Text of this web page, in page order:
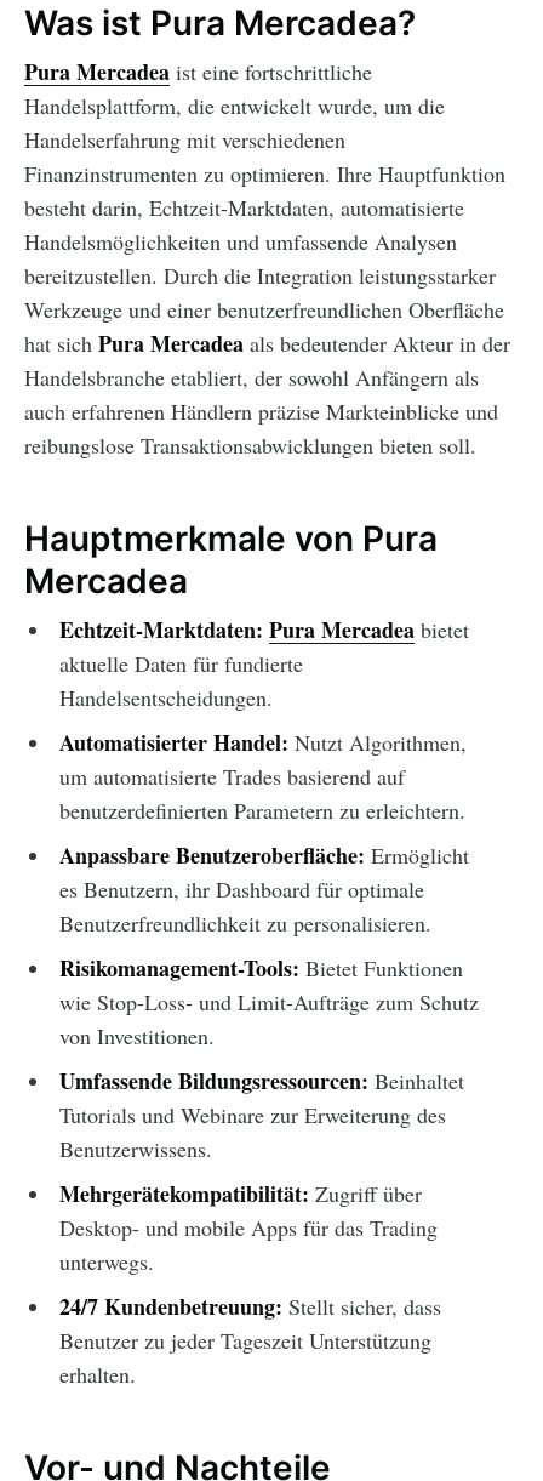
Was ist Pura Mercadea?
Pura Mercadea ist eine fortschrittliche
Handelsplattform, die entwickelt wurde, um die
Handelserfahrung mit verschiedenen
Finanzinstrumenten zu optimieren. Ihre Hauptfunktion
besteht darin, Echtzeit-Marktdaten, automatisierte
Handelsmöglichkeiten und umfassende Analysen
bereitzustellen. Durch die Integration leistungsstarker
Werkzeuge und einer benutzerfreundlichen Oberfläche
hat sich Pura Mercadea als bedeutender Akteur in der
Handelsbranche etabliert, der sowohl Anfängern als
auch erfahrenen Händlern präzise Markteinblicke und
reibungslose Transaktionsabwicklungen bieten soll.
Hauptmerkmale von Pura
Mercadea
Echtzeit-Marktdaten: Pura Mercadeabietet
aktuelle Daten für fundierte
Handelsentscheidungen.
Automatisierter Handel: Nutzt Algorithmen,
um automatisierte Trades basierend auf
benutzerdefinierten Parametern zu erleichtern.
Anpassbare Benutzeroberfläche: Ermöglicht
es Benutzern, ihr Dashboard für optimale
Benutzerfreundlichkeit zu personalisieren.
Risikomanagement-Tools: Bietet Funktionen
wie Stop-Loss- und Limit-Aufträge zum Schutz
von Investitionen.
Umfassende Bildungsressourcen: Beinhaltet
Tutorials und Webinare zur Erweiterung des
Benutzerwissens.
Mehrgerätekompatibilität: Zugriff über
Desktop- und mobile Apps für das Trading
unterwegs.
24/7 Kundenbetreuung: Stellt sicher, dass
Benutzer zu jeder Tageszeit Unterstützung
erhalten.
Vor- und Nachteile